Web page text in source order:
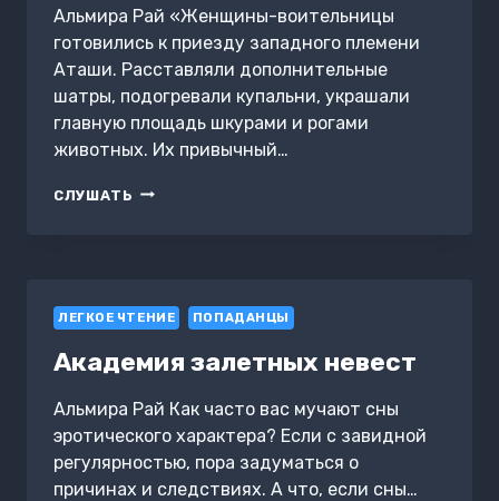
Альмира Рай «Женщины-воительницы
готовились к приезду западного племени
Аташи. Расставляли дополнительные
шатры, подогревали купальни, украшали
главную площадь шкурами и рогами
животных. Их привычный…
СЛУШАТЬ ЛЕГЕНДЫ
ЛЕГКОЕ ЧТЕНИЕ ПОПАДАНЦЫ
Академия залетных невест
Альмира Рай Как часто вас мучают сны
эротического характера? Если с завидной
регулярностью, пора задуматься о
причинах и следствиях. А что, если сны…